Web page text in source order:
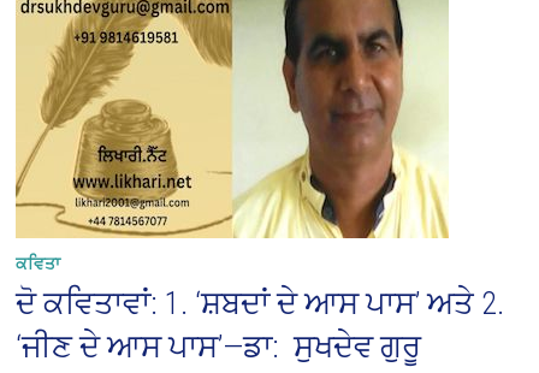
ਕਵਿਤਾ
ਦੋ ਕਵਿਤਾਵਾਂ: 1. ‘ਸ਼ਬਦਾਂ ਦੇ ਆਸ ਪਾਸ’ ਅਤੇ 2.
‘ਜੀਣ ਦੇ ਆਸ ਪਾਸ’—ਡਾ: ਸੁਖਦੇਵ ਗੁਰੂ